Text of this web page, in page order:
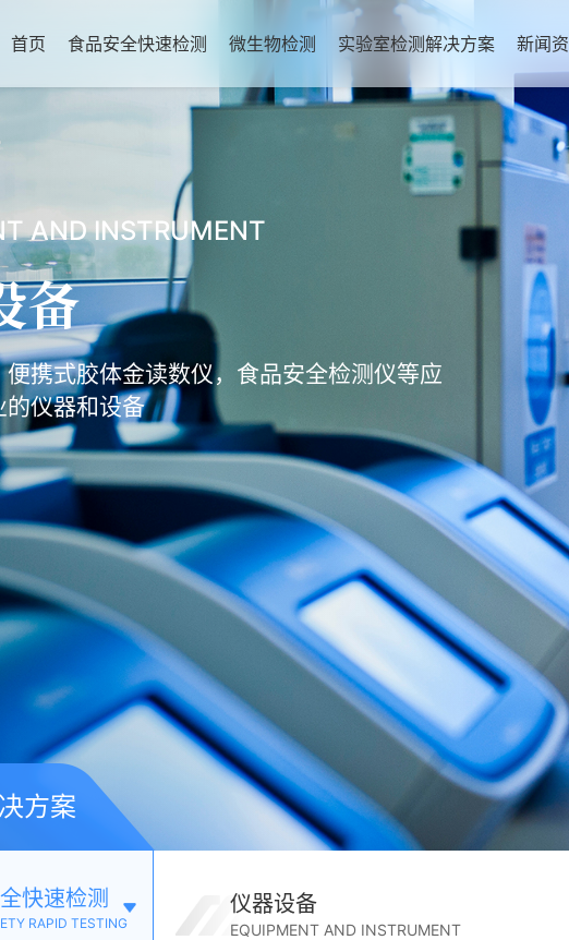
首页 食品安全快速检测 微生物检测 实验室检测解决方案 新闻
AND INSTRUMENT
备
携式胶体金读数仪，食品安全检测仪等应
仪器和设备
方案
快速检测
RAPID TESTING
仪器设备
EQUIPMENT AND INSTRUMENT